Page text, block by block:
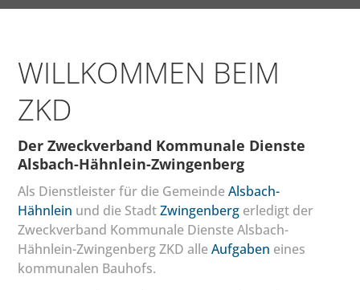
WILLKOMMEN BEIM
ZKD
Der Zweckverband Kommunale Dienste
Alsbach-Hähnlein-Zwingenberg
Als Dienstleister für die GemeindeAlsbach-
Hähnlein und die StadtZwingenberg erledigt der
Zweckverband Kommunale Dienste Alsbach-
Hähnlein-Zwingenberg ZKD alleAufgaben eines
kommunalen Bauhofs.